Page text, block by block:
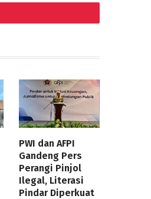
PWI dan AFPI
Gandeng Pers
Perangi Pinjol
Ilegal, Literasi
Pindar Diperkuat